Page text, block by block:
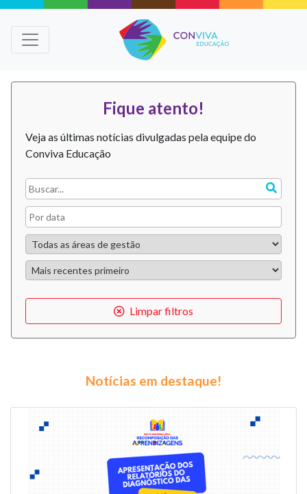
Fique atento!
Veja as últimas notícias divulgadas pela equipe do
Conviva Educação
Limpar filtros
Notícias em destaque!